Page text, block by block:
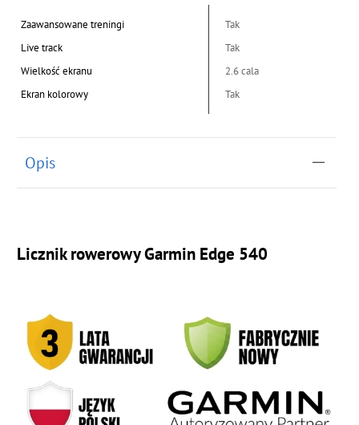
Zaawansowane treningi
Tak
Live track
Tak
Wielkość ekranu
2.6 cala
Ekran kolorowy
Tak
Opis
Licznik rowerowy Garmin Edge 540